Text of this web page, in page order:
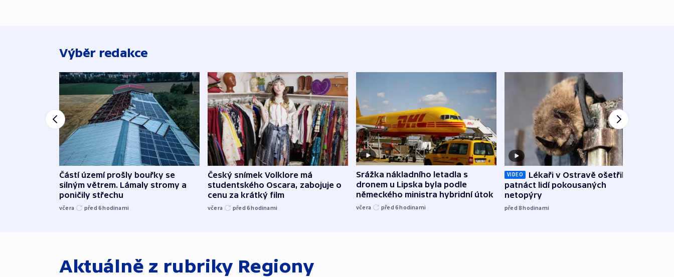
Výběr redakce
Částí území prošly bouřky se
silným větrem. Lámaly stromy a
poničily střechu
včera před 6hodinami
Český snímek Volklore má
studentského Oscara, zabojuje o
cenu za krátký film
včera před 6hodinami
Srážka nákladního letadla s
dronem u Lipska byla podle
německého ministra hybridní útok
včera před 6hodinami
VIDEO
Lékaři v Ostravě ošetřili už
patnáct lidí pokousaných
netopýry
před 8hodinami
Aktuálně z rubriky Regiony